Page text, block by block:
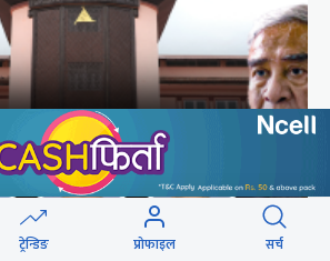
ट्रेन्डिङ प्रोफाइल सर्च